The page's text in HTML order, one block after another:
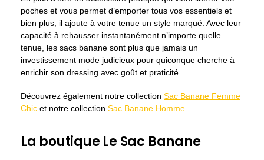
poches et vous permet d’emporter tous vos essentiels et
bien plus, il ajoute à votre tenue un style marqué. Avec leur
capacité à rehausser instantanément n’importe quelle
tenue, les sacs banane sont plus que jamais un
investissement mode judicieux pour quiconque cherche à
enrichir son dressing avec goût et praticité.
Découvrez également notre collection Sac Banane Femme
Chic et notre collection Sac Banane Homme.
La boutique Le Sac Banane